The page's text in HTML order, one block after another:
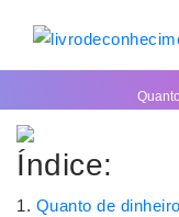
Índice:
Quanto de